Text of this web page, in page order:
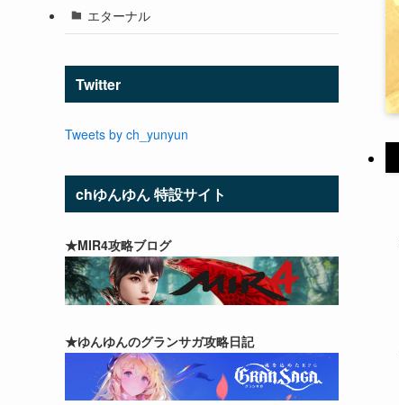
エターナル
Twitter
Tweets by ch_yunyun
chゆんゆん 特設サイト
★MIR4攻略ブログ
★ゆんゆんのグランサガ攻略日記